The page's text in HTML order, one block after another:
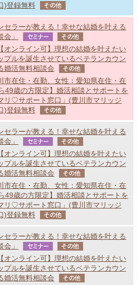
)登録無料
その他
セラーが教える！幸せな結婚を叶える
」
セミナー その他
オンライン可】理想の結婚を叶えたい
ルを誕生させているベテランカウン
婚活無料相談会
その他
市在住・在勤、女性：愛知県在住・在
49歳の方限定】婚活相談とサポートを
リ♡サポート窓口」(豊川市マリッジ
)登録無料
その他
セラーが教える！幸せな結婚を叶える
」
セミナー その他
オンライン可】理想の結婚を叶えたい
ルを誕生させているベテランカウン
婚活無料相談会
その他
市在住・在勤、女性：愛知県在住・在
49歳の方限定】婚活相談とサポートを
リ♡サポート窓口」(豊川市マリッジ
)登録無料
その他
セラーが教える！幸せな結婚を叶える
」
セミナー その他
オンライン可】理想の結婚を叶えたい
ルを誕生させているベテランカウン
婚活無料相談会
その他